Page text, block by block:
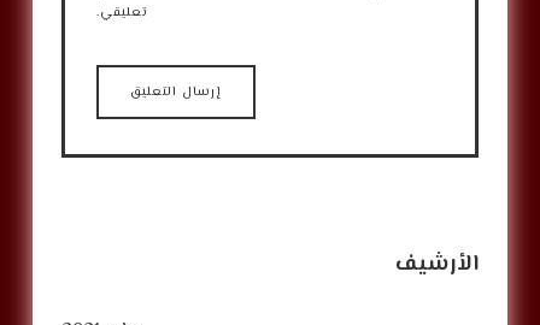
تعليقي.
الأرشيف